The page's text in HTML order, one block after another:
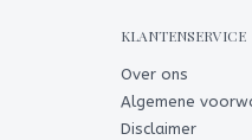
KLANTENSERVICE
Over ons
Algemene
Disclaimer